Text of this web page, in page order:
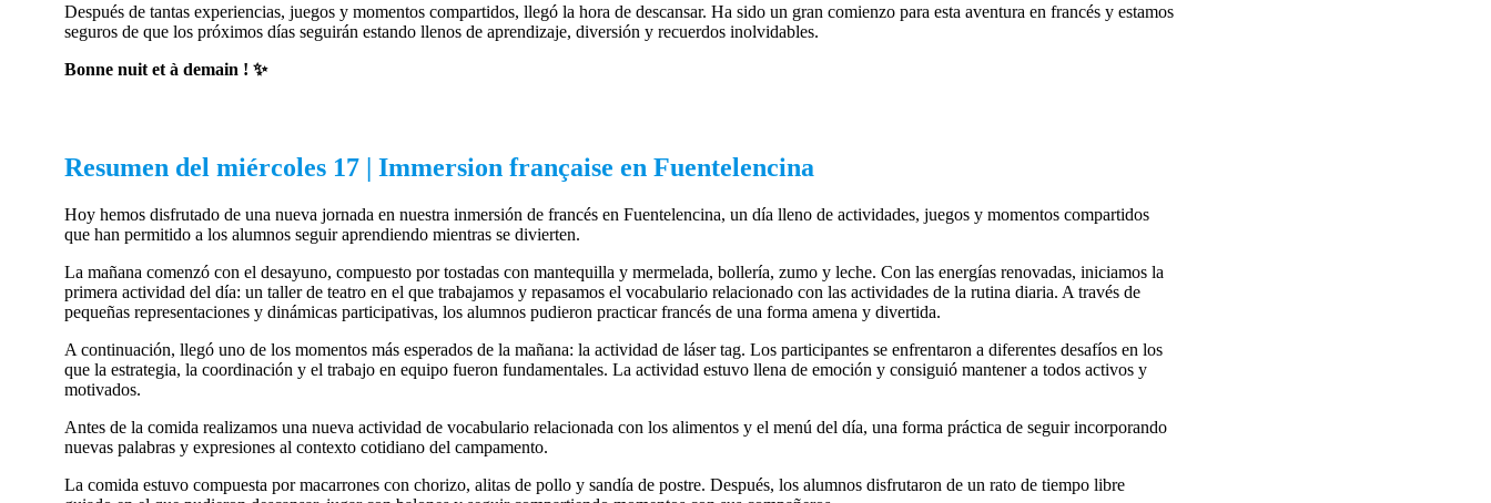
Después de tantas experiencias, juegos y momentos compartidos, llegó la hora de descansar. Ha sido un gran comienzo para esta aventura en francés y estamos
seguros de que los próximos días seguirán estando llenos de aprendizaje, diversión y recuerdos inolvidables.
Bonne nuit et à demain ! ✨
Resumen del miércoles 17 | Immersion française en Fuentelencina
Hoy hemos disfrutado de una nueva jornada en nuestra inmersión de francés en Fuentelencina, un día lleno de actividades, juegos y momentos compartidos
que han permitido a los alumnos seguir aprendiendo mientras se divierten.
La mañana comenzó con el desayuno, compuesto por tostadas con mantequilla y mermelada, bollería, zumo y leche. Con las energías renovadas, iniciamos la
primera actividad del día: un taller de teatro en el que trabajamos y repasamos el vocabulario relacionado con las actividades de la rutina diaria. A través de
pequeñas representaciones y dinámicas participativas, los alumnos pudieron practicar francés de una forma amena y divertida.
A continuación, llegó uno de los momentos más esperados de la mañana: la actividad de láser tag. Los participantes se enfrentaron a diferentes desafíos en los
que la estrategia, la coordinación y el trabajo en equipo fueron fundamentales. La actividad estuvo llena de emoción y consiguió mantener a todos activos y
motivados.
Antes de la comida realizamos una nueva actividad de vocabulario relacionada con los alimentos y el menú del día, una forma práctica de seguir incorporando
nuevas palabras y expresiones al contexto cotidiano del campamento.
La comida estuvo compuesta por macarrones con chorizo, alitas de pollo y sandía de postre. Después, los alumnos disfrutaron de un rato de tiempo libre